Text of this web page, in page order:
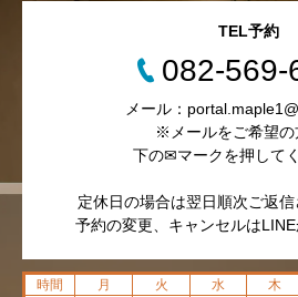
TEL予約
082-569-
メール：
※メールをご希望の
下の✉マークを押してく
定休日の場合は翌日順次ご返信
予約の変更、キャンセルはLINE
時間 月 火 水 木